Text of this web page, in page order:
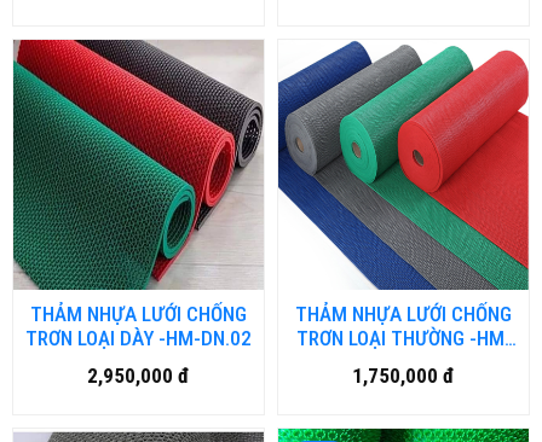
THẢM NHỰA LƯỚI CHỐNG
TRƠN LOẠI DÀY -HM-DN.02
2,950,000 đ
THẢM NHỰA LƯỚI CHỐNG
TRƠN LOẠI THƯỜNG -HM-
DN.01
1,750,000 đ